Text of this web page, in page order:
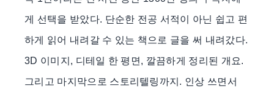
게 선택을 받았다. 단순한 전공 서적이 아닌 쉽고 편
하게 읽어 내려갈 수 있는 책으로 글을 써 내려갔다.
3D 이미지, 디테일 한 평면, 깔끔하게 정리된 개요.
그리고 마지막으로 스토리텔링까지. 인상 쓰면서